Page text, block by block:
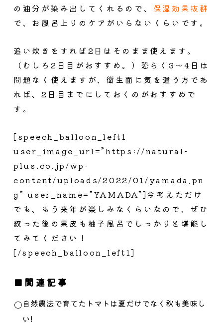
の油分が染み出してくれるので、 保湿効果抜群
で、お風呂上りのケアがいらないくらいです。
追い炊きをすれば2日はそのまま使えます。
（むしろ2日目がおすすめ。）恐らく3～4日は
問題なく使えますが、衛生面に気を遣う方であ
れば、2日目までにしておくのがおすすめで
す。
[speech_balloon_left1
user_image_url=”https://natural-
plus.co.jp/wp-
content/uploads/2022/01/yamada.pn
g” user_name=”YAMADA”]今考えただけ
でも、もう来年が楽しみなくらいなので、ぜひ
絞った後の果皮も柚子風呂でしっかりと堪能し
てみてください！
[/speech_balloon_left1]
関連記事
自然農法で育てたトマトは夏だけでなく秋も美味し
い!